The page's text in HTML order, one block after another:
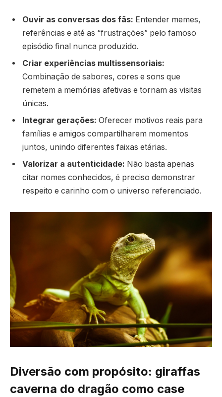
Ouvir as conversas dos fãs: Entender memes,
referências e até as “frustrações” pelo famoso
episódio final nunca produzido.
Criar experiências multissensoriais:
Combinação de sabores, cores e sons que
remetem a memórias afetivas e tornam as visitas
únicas.
Integrar gerações: Oferecer motivos reais para
famílias e amigos compartilharem momentos
juntos, unindo diferentes faixas etárias.
Valorizar a autenticidade: Não basta apenas
citar nomes conhecidos, é preciso demonstrar
respeito e carinho com o universo referenciado.
Diversão com propósito: giraffas
caverna do dragão como case